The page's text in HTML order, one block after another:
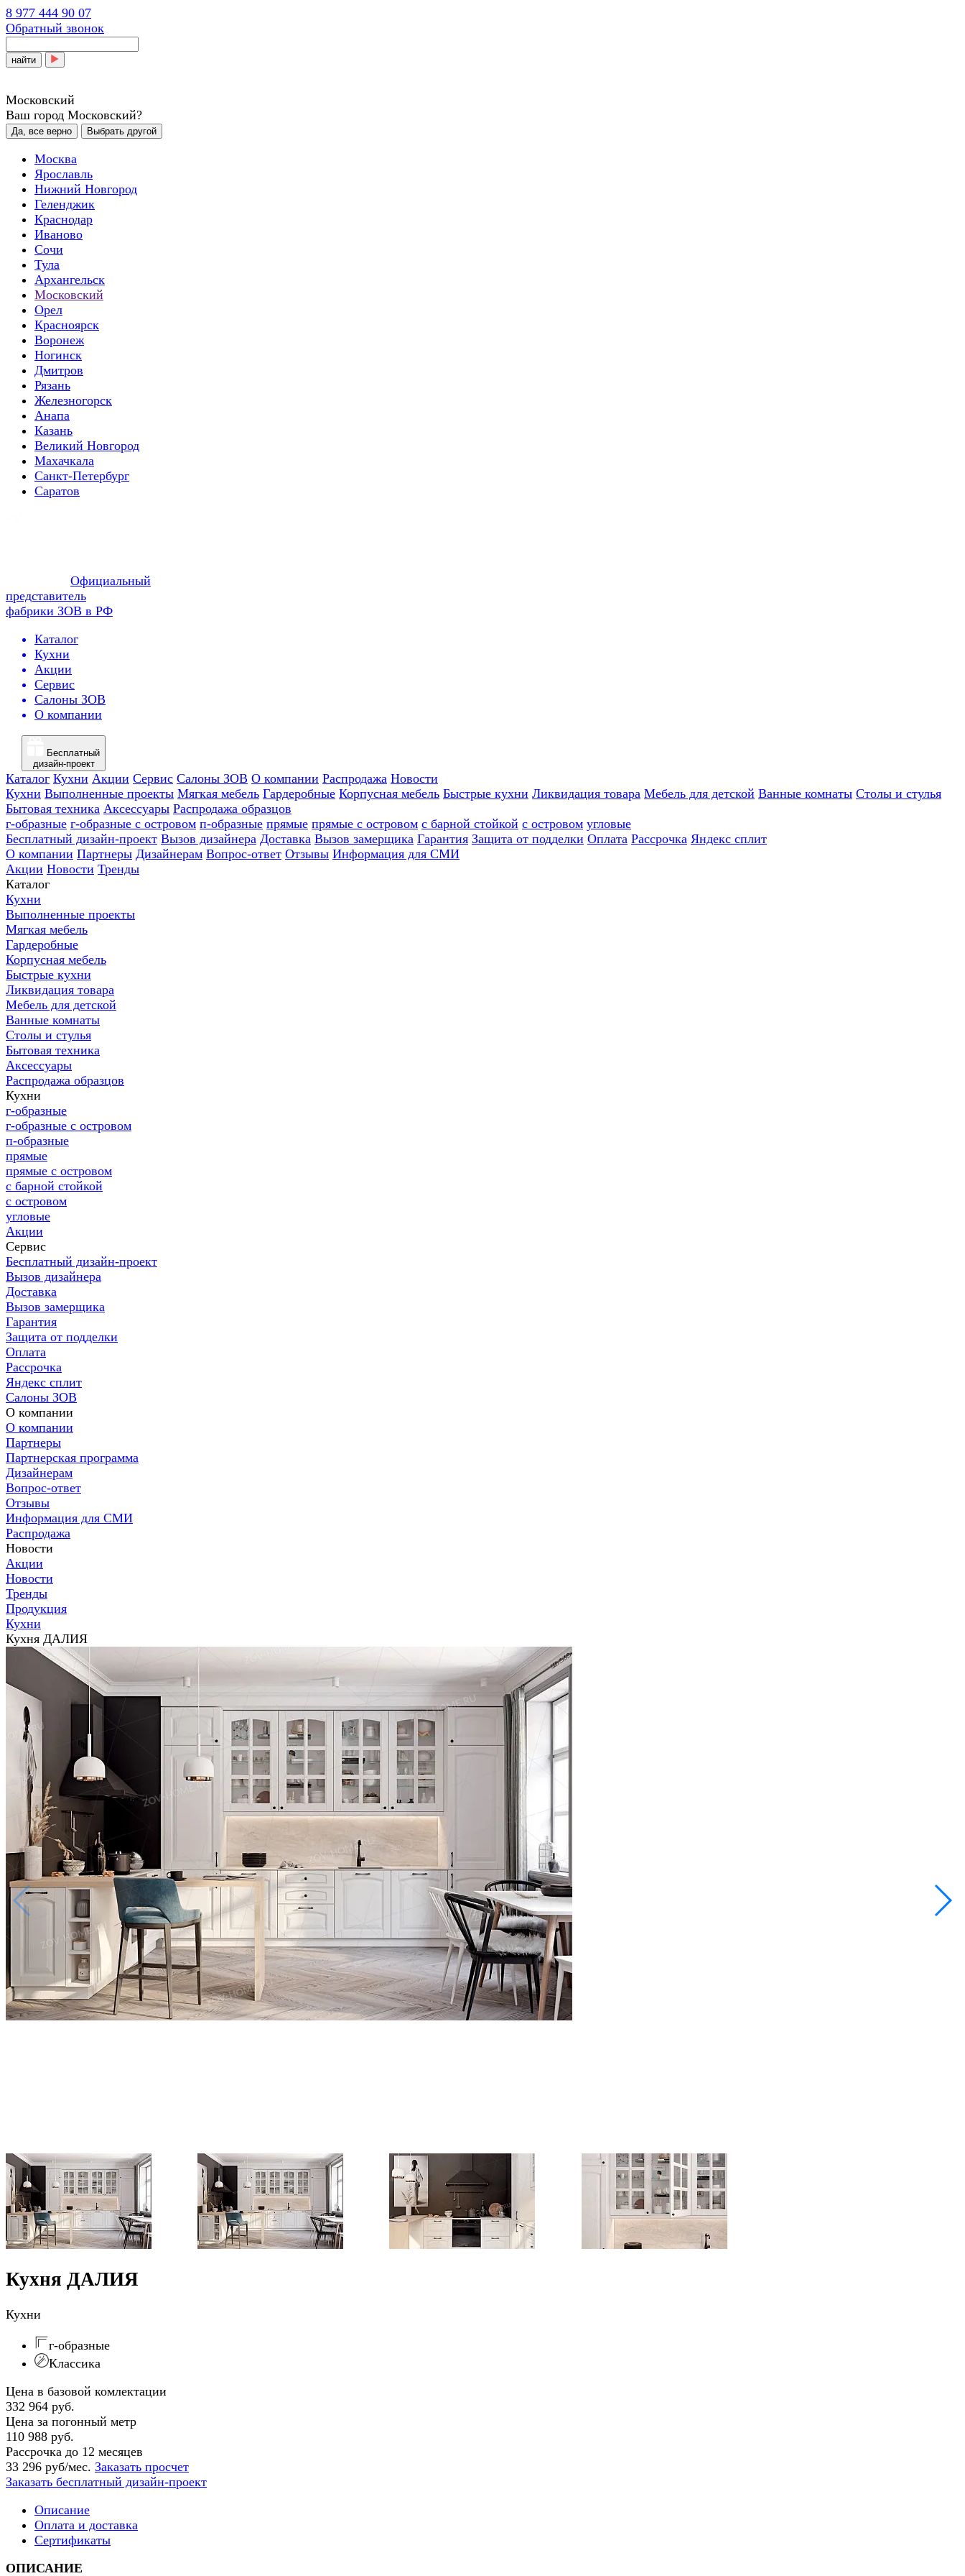
8 977 444 90 07
Обратный звонок
найти
Московский
Ваш город Московский?
Да, все верно Выбрать другой
Москва
Ярославль
Нижний Новгород
Геленджик
Краснодар
Иваново
Сочи
Тула
Архангельск
Московский
Орел
Красноярск
Воронеж
Ногинск
Дмитров
Рязань
Железногорск
Анапа
Казань
Великий Новгород
Махачкала
Санкт-Петербург
Саратов
Официальный
представитель
фабрики ЗОВ в РФ
Каталог
Кухни
Акции
Сервис
Салоны ЗОВ
О компании
Бесплатный
дизайн-проект
Каталог Кухни Акции Сервис Салоны ЗОВ О компании Распродажа Новости
Кухни Выполненные проекты Мягкая мебель Гардеробные Корпусная мебель Быстрые кухни Ликвидация товара Мебель для детской Ванные комнаты Столы и стулья
Бытовая техника Аксессуары Распродажа образцов
г-образные г-образные с островом п-образные прямые прямые с островом с барной стойкой с островом угловые
Бесплатный дизайн-проект Вызов дизайнера Доставка Вызов замерщика Гарантия Защита от подделки Оплата Рассрочка Яндекс сплит
О компании Партнеры Дизайнерам Вопрос-ответ Отзывы Информация для СМИ
Акции Новости Тренды
Каталог
Кухни
Выполненные проекты
Мягкая мебель
Гардеробные
Корпусная мебель
Быстрые кухни
Ликвидация товара
Мебель для детской
Ванные комнаты
Столы и стулья
Бытовая техника
Аксессуары
Распродажа образцов
Кухни
г-образные
г-образные с островом
п-образные
прямые
прямые с островом
с барной стойкой
с островом
угловые
Акции
Сервис
Бесплатный дизайн-проект
Вызов дизайнера
Доставка
Вызов замерщика
Гарантия
Защита от подделки
Оплата
Рассрочка
Яндекс сплит
Салоны ЗОВ
О компании
О компании
Партнеры
Партнерская программа
Дизайнерам
Вопрос-ответ
Отзывы
Информация для СМИ
Распродажа
Новости
Акции
Новости
Тренды
Продукция
Кухни
Кухня ДАЛИЯ
Кухня ДАЛИЯ
Кухни
г-образные
Классика
Цена в базовой комлектации
332 964 руб.
Цена за погонный метр
110 988 руб.
Рассрочка до 12 месяцев
33 296 руб/мес. Заказать просчет
Заказать бесплатный дизайн-проект
Описание
Оплата и доставка
Сертификаты
ОПИСАНИЕ